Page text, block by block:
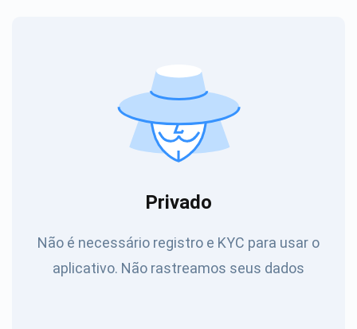
Privado
Não é necessário registro e KYC para usar o
aplicativo. Não rastreamos seus dados